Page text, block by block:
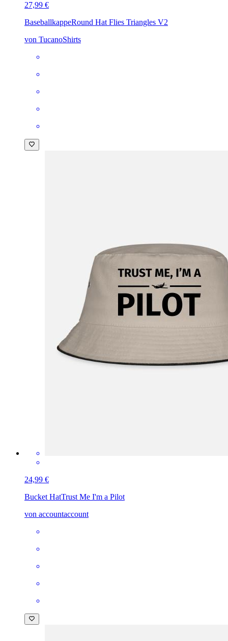
27,99 €
BaseballkappeRound Hat Flies Triangles V2
von TucanoShirts
24,99 €
Bucket HatTrust Me I'm a Pilot
von accountaccount